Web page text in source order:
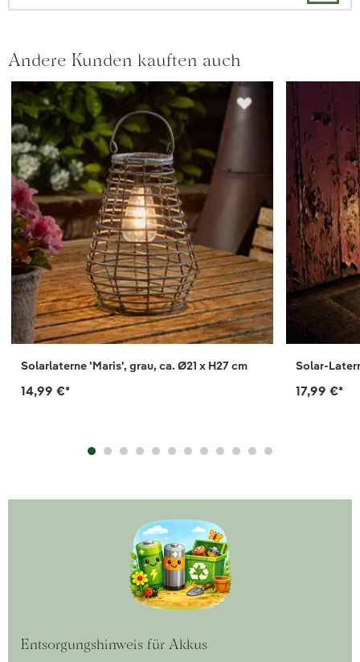
Andere Kunden kauften auch
Solarlaterne 'Maris', grau, ca. Ø21 x H27 cm
14,99 €*
Solar-
17,99 €*
Entsorgungshinweis für Akkus